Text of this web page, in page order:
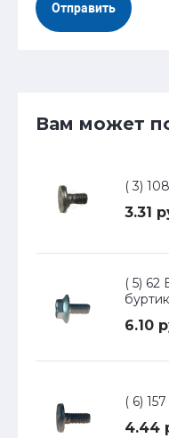
Отправить
Вам может
( 3)
3.31
( 5) 62
6.10
( 6)
4.44